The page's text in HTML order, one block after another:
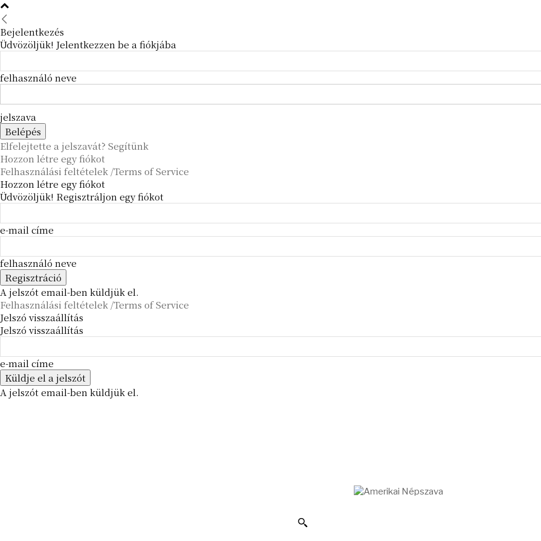
Bejelentkezés
Üdvözöljük! Jelentkezzen be a fiókjába
felhasználó neve
jelszava
Elfelejtette a jelszavát? Segítünk
Hozzon létre egy fiókot
Felhasználási feltételek /Terms of Service
Hozzon létre egy fiókot
Üdvözöljük! Regisztráljon egy fiókot
e-mail címe
felhasználó neve
A jelszót email-ben küldjük el.
Felhasználási feltételek /Terms of Service
Jelszó visszaállítás
Jelszó visszaállítás
e-mail címe
A jelszót email-ben küldjük el.